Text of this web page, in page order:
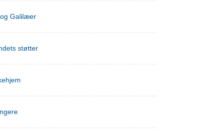
Galilæer
støtter